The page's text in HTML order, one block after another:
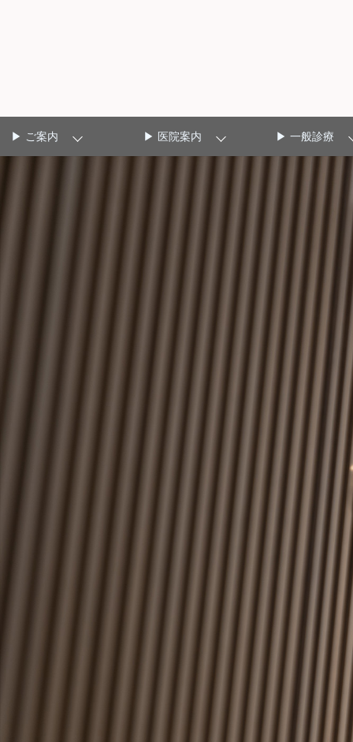
▶ ご案内 ▶ 医院案内 ▶ 一般診療